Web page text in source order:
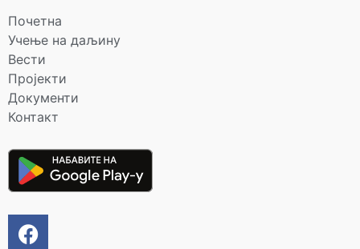
Почетна
Учење на даљину
Вести
Пројекти
Документи
Контакт